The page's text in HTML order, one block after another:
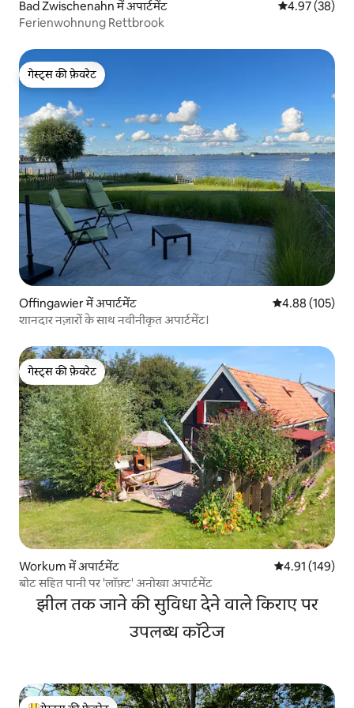
Bad Zwischenahn में अपार्टमेंट औसत रेटिंग 5 में
4.97 (38)
Ferienwohnung Rettbrook
गेस्ट्स की फ़ेवरेट
गेस्ट्स की फ़ेवरेट
Offingawier में अपार्टमेंट औसत रेटिंग 5 में से
4.88 (105)
शानदार नज़ारों के साथ नवीनीकृत अपार्टमेंट।
गेस्ट्स की फ़ेवरेट
गेस्ट्स की फ़ेवरेट
Workum में अपार्टमेंट औसत रेटिंग 5 में से
4.91 (149)
बोट सहित पानी पर 'लॉफ़्ट' अनोखा अपार्टमेंट
झील तक जाने की सुविधा देने वाले किराए पर
उपलब्ध कॉटेज